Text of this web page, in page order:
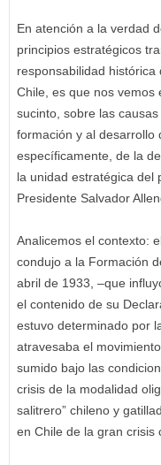
En atención a la verdad
principios estratégicos
responsabilidad
Chile, es que nos vemos
sucinto, sobre las
formación y al desarrollo
específicamente, de la
la unidad estratégica del
Presidente Salvador
Analicemos el contexto:
condujo a la Formación
abril de 1933, –que
el contenido de su
estuvo determinado por
atravesaba el
sumido bajo las
crisis de la modalidad
salitrero” chileno y
en Chile de la gran crisis